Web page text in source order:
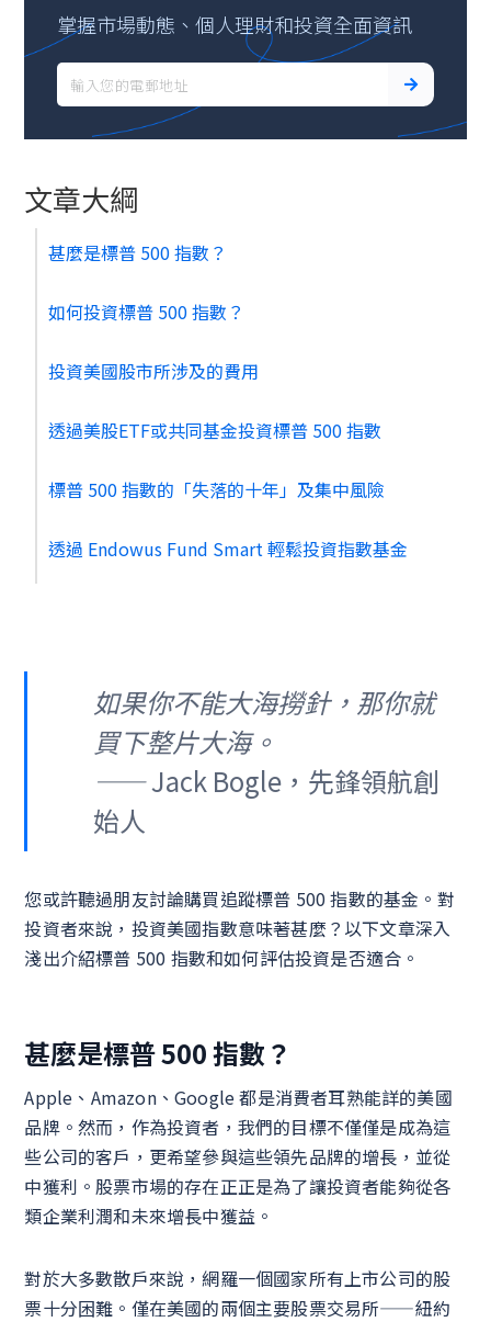
如果你不能大海撈針，那你就
買下整片大海。
——Jack Bogle，先鋒領航創
始人
您或許聽過朋友討論購買追蹤標普 500 指數的基金。對
投資者來說，投資美國指數意味著甚麼？以下文章深入
淺出介紹標普 500 指數和如何評估投資是否適合。
甚麼是標普 500 指數？
Apple、Amazon、Google 都是消費者耳熟能詳的美國
品牌。然而，作為投資者，我們的目標不僅僅是成為這
些公司的客戶，更希望參與這些領先品牌的增長，並從
中獲利。股票市場的存在正正是為了讓投資者能夠從各
類企業利潤和未來增長中獲益。
對於大多數散戶來說，網羅一個國家所有上市公司的股
票十分困難。僅在美國的兩個主要股票交易所——紐約
掌握市場動態、個人理財和投資全面資訊
文章大綱
甚麼是標普 500 指數？
如何投資標普 500 指數？
投資美國股市所涉及的費用
透過美股ETF或共同基金投資標普 500 指數
標普 500 指數的「失落的十年」及集中風險
透過 Endowus Fund Smart 輕鬆投資指數基金